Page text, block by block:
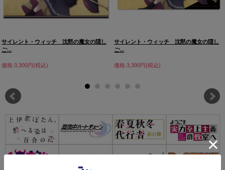
サイレント・ウィッチ 沈黙の魔女の隠し
ご...
価格:3,300円(税込)
サイレント・ウィッチ 沈黙の魔女の隠し
ご...
価格:3,300円(税込)